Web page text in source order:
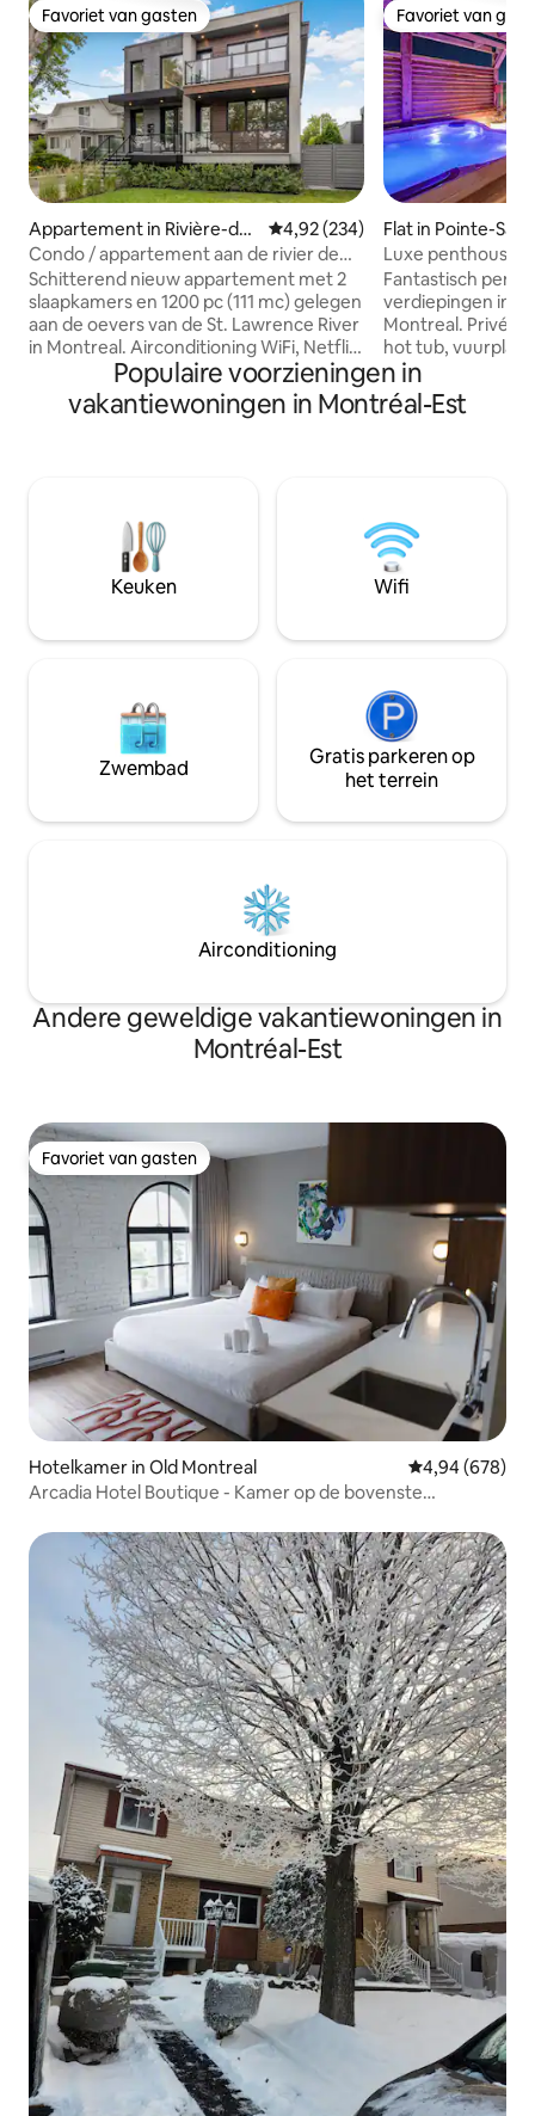
Favoriet van gasten
Favoriet van gasten
Appartement in Rivière-des
-Prairies–Pointe-aux-Tremb
les
Gemiddelde beoordeling van
4,92 (234)
Condo / appartement aan de rivier de
Montreal
Schitterend nieuw appartement met 2
slaapkamers en 1200 pc (111 mc) gelegen
aan de oevers van de St. Lawrence River
in Montreal. Airconditioning WiFi, Netflix,
wasmachine-droger, vaatwasser,
basisvoorzieningen, wasmiddel, volledig
uitgerust, parkeerplaats. Gelegen op
Pointe-Aux-Prairies, vanaf het oostelijke
strand, met uitzicht op het fietspad dat
overal in Montreal leidt. 5 minuten van
Favoriet van
Favoriet van
Flat in Pointe-
Luxe penthouse
eigen dakterras –
Fantastisch
verdiepingen in
Montreal.
hot tub,
buiten. Zeer ruim
keuken, eethoek
Betaalde
het nachtleven,
nog veel meer.
dat de toegang
bubbelbad
Populaire voorzieningen in
vakantiewoningen in Montréal-Est
Keuken Wifi
Zwembad
Gratis parkeren op
het terrein
Airconditioning
Andere geweldige vakantiewoningen in
Montréal-Est
Favoriet van gasten
Favoriet van gasten
Hotelkamer in Old Montreal Gemiddelde
4,94 (678)
Arcadia Hotel Boutique - Kamer op de bovenste